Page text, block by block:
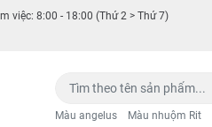
việc: 8:00 - 18:00 (Thứ 2 > Thứ 7)
Màu angelus Màu nhuộm Rit